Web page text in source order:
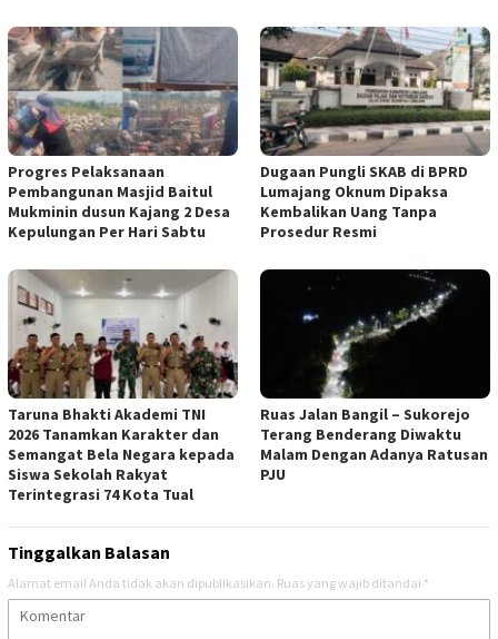
Progres Pelaksanaan
Pembangunan Masjid Baitul
Mukminin dusun Kajang 2 Desa
Kepulungan Per Hari Sabtu
Dugaan Pungli SKAB di BPRD
Lumajang Oknum Dipaksa
Kembalikan Uang Tanpa
Prosedur Resmi
Taruna Bhakti Akademi TNI
2026 Tanamkan Karakter dan
Semangat Bela Negara kepada
Siswa Sekolah Rakyat
Terintegrasi 74 Kota Tual
Ruas Jalan Bangil – Sukorejo
Terang Benderang Diwaktu
Malam Dengan Adanya Ratusan
PJU
Tinggalkan Balasan
Alamat email Anda tidak akan dipublikasikan. Ruas yang wajib ditandai *